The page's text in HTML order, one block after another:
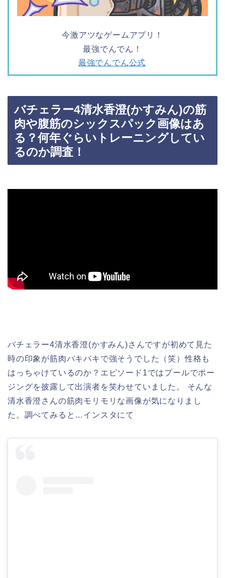
今激アツなゲームアプリ！
最強でんでん！
最強でんでん公式
バチェラー4清水香澄(かすみん)の筋
肉や腹筋のシックスパック画像はあ
る？何年ぐらいトレーニングしてい
るのか調査！
バチェラー4清水香澄(かすみん)さんですが初めて見た
時の印象が筋肉バキバキで強そうでした（笑）性格も
はっちゃけているのか？エピソード1ではプールでポー
ジングを披露して出演者を笑わせていました。 そんな
清水香澄さんの筋肉モリモリな画像が気になりまし
た。調べてみると…インスタにて